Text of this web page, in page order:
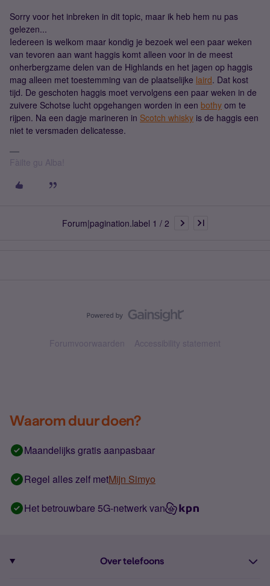
Sorry voor het inbreken in dit topic, maar ik heb hem nu pas
gelezen...
Iedereen is welkom maar kondig je bezoek wel een paar weken
van tevoren aan want haggis komt alleen voor in de meest
onherbergzame delen van de Highlands en het jagen op haggis
mag alleen met toestemming van de plaatselijke laird. Dat kost
tijd. De geschoten haggis moet vervolgens een paar weken in de
zuivere Schotse lucht opgehangen worden in een bothy om te
rijpen. Na een dagje marineren in Scotch whisky is de haggis een
niet te versmaden delicatesse.
Fàilte gu Alba!
Forum|pagination.label 1 / 2
Forumvoorwaarden Accessibility statement
Waarom duur doen?
Maandelijks gratis aanpasbaar
Regel alles zelf metMijn Simyo
Het betrouwbare 5G-netwerk van
Over telefoons